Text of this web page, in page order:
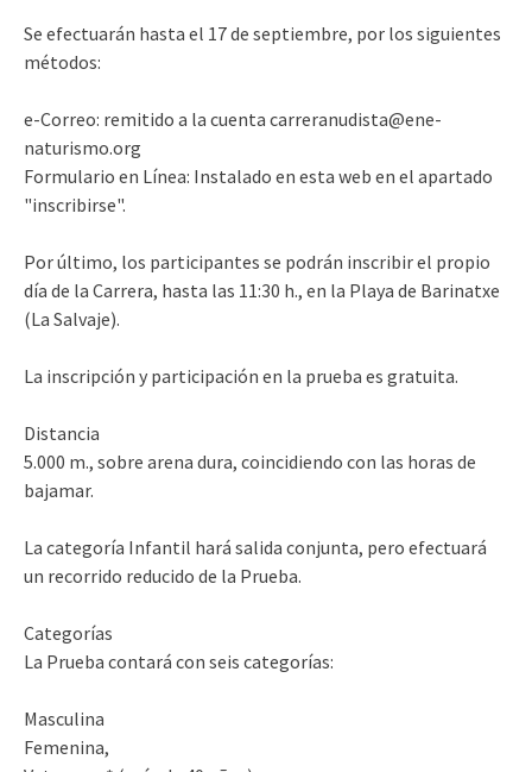
Se efectuarán hasta el 17 de septiembre, por los siguientes
métodos:
e-Correo: remitido a la cuenta carreranudista@ene-
naturismo.org
Formulario en Línea: Instalado en esta web en el apartado
"inscribirse".
Por último, los participantes se podrán inscribir el propio
día de la Carrera, hasta las 11:30 h., en la Playa de Barinatxe
(La Salvaje).
La inscripción y participación en la prueba es gratuita.
Distancia
5.000 m., sobre arena dura, coincidiendo con las horas de
bajamar.
La categoría Infantil hará salida conjunta, pero efectuará
un recorrido reducido de la Prueba.
Categorías
La Prueba contará con seis categorías:
Masculina
Femenina,